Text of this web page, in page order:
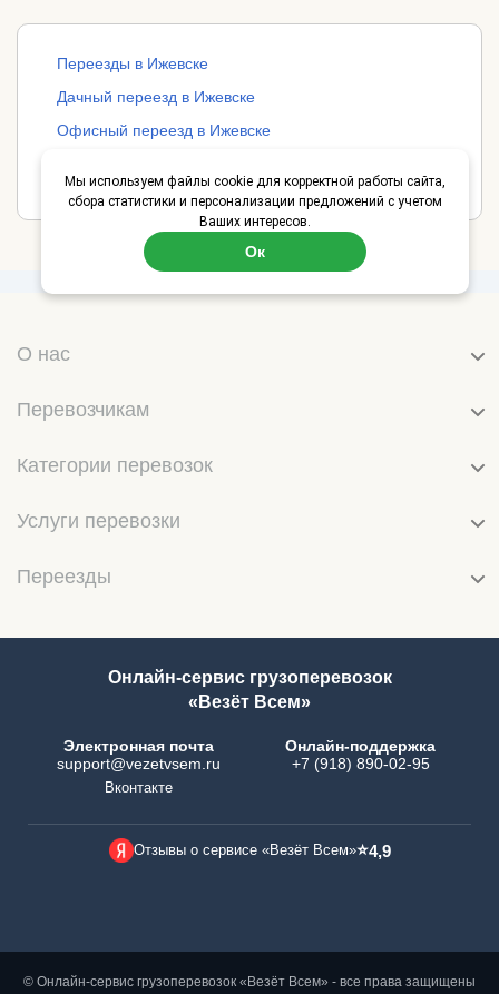
Переезды в Ижевске
Дачный переезд в Ижевске
Офисный переезд в Ижевске
О нас
Перевозчикам
Категории перевозок
Услуги перевозки
Переезды
Онлайн-сервис грузоперевозок
«Везёт Всем»
Электронная почта
support@vezetvsem.ru
Вконтакте
Онлайн-поддержка
+7 (918) 890-02-95
Отзывы о сервисе «Везёт Всем»⭐4,9
© Онлайн-сервис грузоперевозок «Везёт Всем» - все права защищены
Мы используем файлы cookie для корректной работы сайта,
сбора статистики и персонализации предложений с учетом
Ваших интересов.
Ок